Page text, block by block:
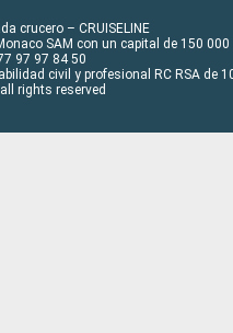
crucero – CRUISELINE
SAM con un capital de 150 000
97 97 84 50
civil y profesional RC RSA de
rights reserved